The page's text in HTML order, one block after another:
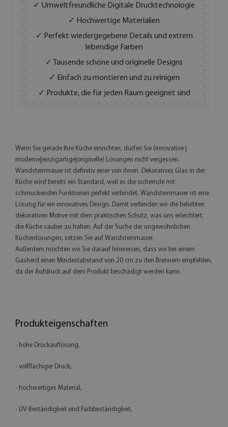
✓ Umweltfreundliche Digitale Drucktechnologie
✓ Hochwertige Materialien
✓ Perfekt wiedergegebene Details und extrem
lebendige Farben
✓ Tausende schöne und originelle Designs
✓ Einfach zu montieren und zu reinigen
✓ Produkte, die für jeden Raum geeignet sind
Wenn Sie gerade Ihre Küche einrichten, dürfen Sie (innovative |
moderne|einzigartige|originelle) Lösungen nicht vergessen.
Wandsteinmauer ist definitiv einer von ihnen. Dekoratives Glas in der
Küche wird bereits ein Standard, weil es die sichernde mit
schmuckenden Funktionen perfekt verbindet. Wandsteinmauer ist eine
Lösung für ein innovatives Design. Damit verbinden wir die beliebten
dekorativen Motive mit dem praktischen Schutz, was uns erleichtert,
die Küche sauber zu halten. Auf der Suche der ungewöhnlichen
Küchenlösungen, setzen Sie auf Wandsteinmauer.
Außerdem möchten wir Sie darauf hinweisen, dass wir bei einem
Gasherd einen Mindestabstand von 20 cm zu den Brennern empfehlen,
da der Aufdruck auf dem Produkt beschädigt werden kann.
Produkteigenschaften
- hohe Druckauflösung,
- vollflächiger Druck,
- hochwertiges Material,
- UV-Beständigkeit und Farbbeständigkeit,